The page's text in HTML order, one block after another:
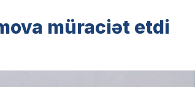
müraciət etdi